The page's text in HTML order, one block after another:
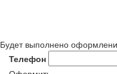
Будет выполнено
Телефон